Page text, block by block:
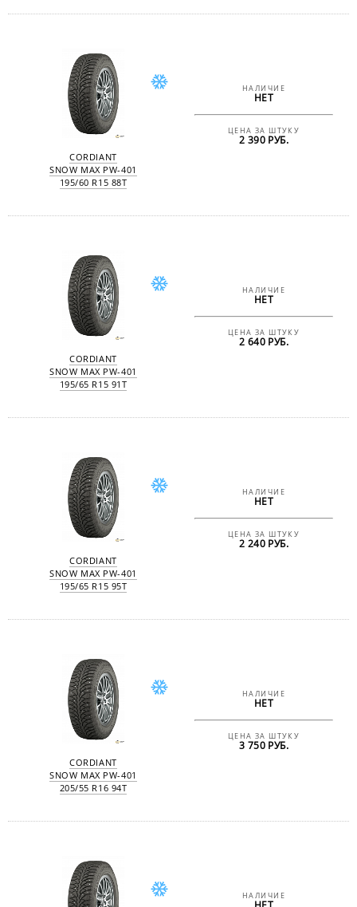
CORDIANT
SNOW MAX PW-401
195/60 R15 88T
НАЛИЧИЕ
НЕТ
ЦЕНА ЗА ШТУКУ
2 390 РУБ.
CORDIANT
SNOW MAX PW-401
195/65 R15 91T
НАЛИЧИЕ
НЕТ
ЦЕНА ЗА ШТУКУ
2 640 РУБ.
CORDIANT
SNOW MAX PW-401
195/65 R15 95T
НАЛИЧИЕ
НЕТ
ЦЕНА ЗА ШТУКУ
2 240 РУБ.
CORDIANT
SNOW MAX PW-401
205/55 R16 94T
НАЛИЧИЕ
НЕТ
ЦЕНА ЗА ШТУКУ
3 750 РУБ.
НАЛИЧИЕ